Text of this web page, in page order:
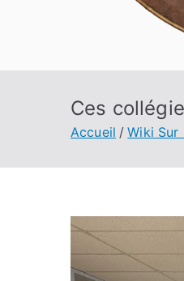
Ces
Accueil Wiki Sur